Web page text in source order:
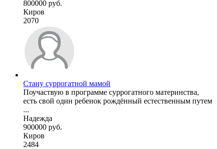
800000 руб.
Киров
2070
Стану суррогатной мамой
Поучаствую в программе суррогатного материнства,
есть свой один ребенок рождённый естественным путем
...
Надежда
900000 руб.
Киров
2484